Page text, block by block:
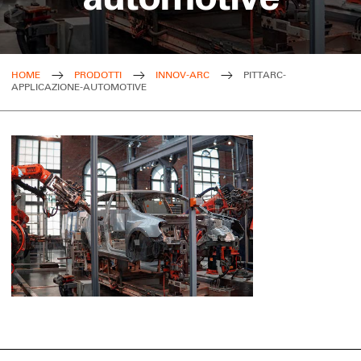
HOME PRODOTTI INNOV-ARC
PITTARC-
APPLICAZIONE-AUTOMOTIVE